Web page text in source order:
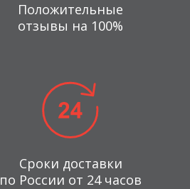
Положительные
отзывы на 100%
Сроки доставки
по России от 24 часов